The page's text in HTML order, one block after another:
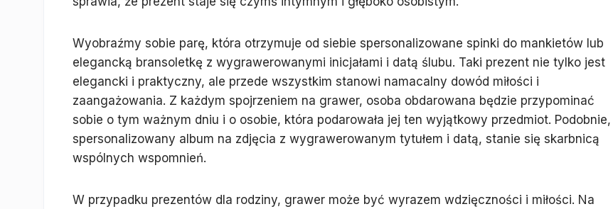
Wyobraźmy sobie parę, która otrzymuje od siebie spersonalizowane spinki do mankietów lub
elegancką bransoletkę z wygrawerowanymi inicjałami i datą ślubu. Taki prezent nie tylko jest
elegancki i praktyczny, ale przede wszystkim stanowi namacalny dowód miłości i
zaangażowania. Z każdym spojrzeniem na grawer, osoba obdarowana będzie przypominać
sobie o tym ważnym dniu i o osobie, która podarowała jej ten wyjątkowy przedmiot. Podobnie,
spersonalizowany album na zdjęcia z wygrawerowanym tytułem i datą, stanie się skarbnicą
wspólnych wspomnień.
W przypadku prezentów dla rodziny, grawer może być wyrazem wdzięczności i miłości. Na